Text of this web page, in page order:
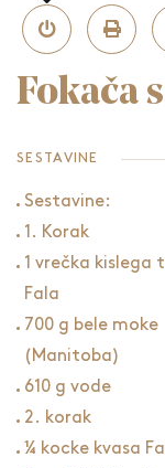
Fokača
SESTAVINE
Sestavine:
1. Korak
1 vrečka kislega
Fala
700 g bele moke
(Manitoba)
610 g vode
2. korak
¼ kocke kvasa